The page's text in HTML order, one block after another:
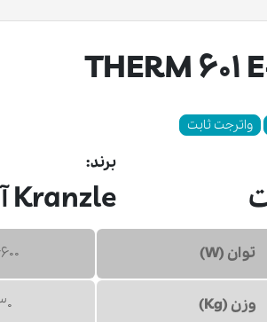
THERM 601
واترجت ثابت
برند:
Kranzle آلمان
توان (W)
وزن (Kg)